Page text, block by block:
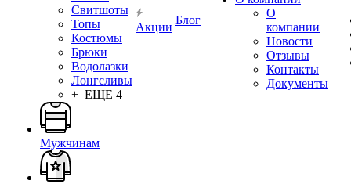
Свитшоты
Топы
Костюмы
Брюки
Водолазки
Лонгсливы
+ ЕЩЕ 4
Мужчинам
Акции
Блог
О
компании
Новости
Отзывы
Контакты
Документы